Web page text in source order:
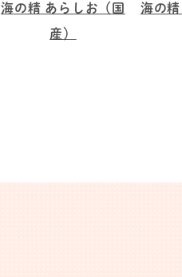
海の精 あらしお（国
産）
海の